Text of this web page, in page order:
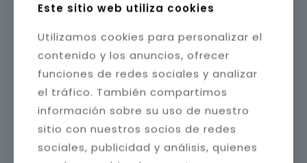
Este sitio web utiliza cookies
Utilizamos cookies para personalizar el
contenido y los anuncios, ofrecer
funciones de redes sociales y analizar
el tráfico. También compartimos
información sobre su uso de nuestro
sitio con nuestros socios de redes
sociales, publicidad y análisis, quienes